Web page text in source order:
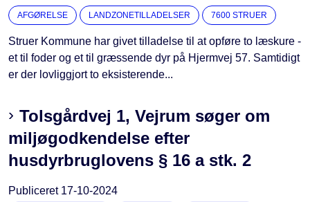
AFGØRELSE LANDZONETILLADELSER 7600 STRUER
Struer Kommune har givet tilladelse til at opføre to læskure -
et til foder og et til græssende dyr på Hjermvej 57. Samtidigt
er der lovliggjort to eksisterende...
Tolsgårdvej 1, Vejrum søger om
miljøgodkendelse efter
husdyrbruglovens § 16 a stk. 2
Publiceret 17-10-2024